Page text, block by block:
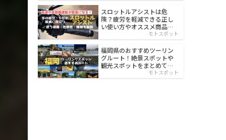
スロットルアシストは危
険？疲労を軽減できる正し
い使い方やオススメ商品を
モトスポット
福岡県のおすすめツーリン
グルート！絶景スポットや
観光スポットをまとめて紹
モトスポット